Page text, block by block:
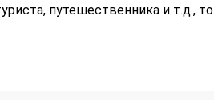
путешественника и т.д., то